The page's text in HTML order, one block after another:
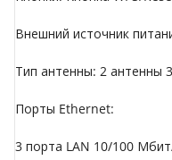
Внешний источник
Тип антенны: 2 антенны
Порты Ethernet:
3 порта LAN 10/100